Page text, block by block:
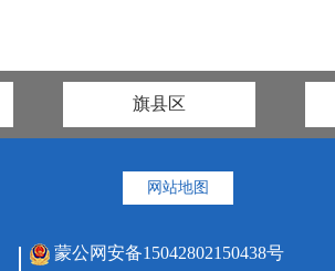
旗县区
网站地图
蒙公网安备15042802150438号